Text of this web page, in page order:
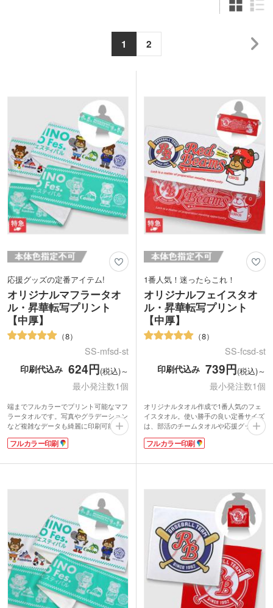
1 2
応援グッズの定番アイテム!
オリジナルマフラータオ
ル・昇華転写プリント
【中厚】
8
SS-mfsd-st
印刷代込み 624円(税込)～
最小発注数1個
端までフルカラーでプリント可能なマフ
ラータオルです。写真やグラデーション
など複雑なデータも綺麗に印刷可能。か
さばりにくい中厚タイプは表面がマイク
ロファイバー素材、裏面は吸水性のある
肩に掛けたり、首に巻いたり、マフラー
ジナルグッズに人気です。表示価格は印
刷代込みの格安価格！フルカラーのデザ
インも1色のデザインも同価格でご対
応。1枚からの小ロットでご注文いただ
けます。
フルカラー印刷
1番人気！迷ったらこれ！
オリジナルフェイスタオ
ル・昇華転写プリント
【中厚】
8
SS-fcsd-st
印刷代込み 739円(税込)～
最小発注数1個
オリジナルタオル作成で1番人気のフェ
イスタオル。使い勝手の良い定番サイズ
は、部活のチームタオルや応援グッズ、
卒業記念品、アーティストグッズ製作に
おすすめです。
るマイクロファイバー素材。端までフル
さ張りにくい中厚タイプは日常使いに最
適です。表示価格は印刷代込みの格安価
格！フルカラーのデザインも1色のデザ
インも同価格でご対応。1枚からの小ロ
ットでご注文いただけます。
フルカラー印刷